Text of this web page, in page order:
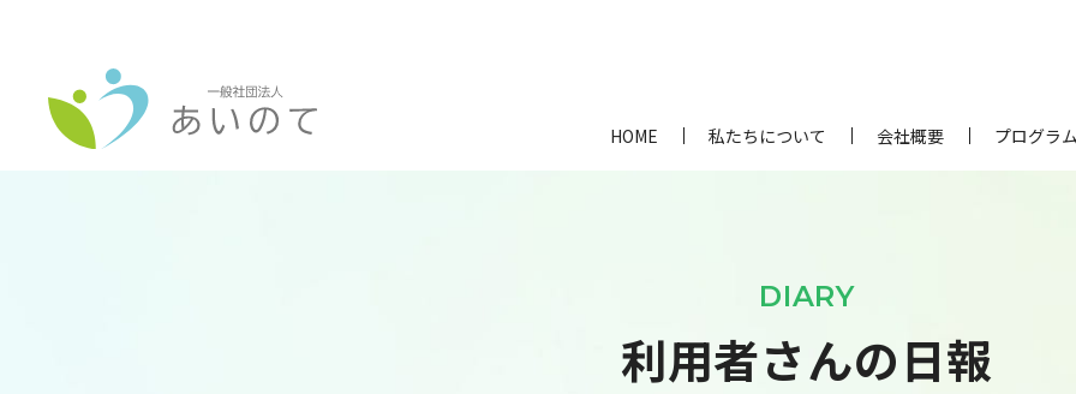
HOME 私たちについて 会社概要 プログラ
DIARY
利用者さんの日報